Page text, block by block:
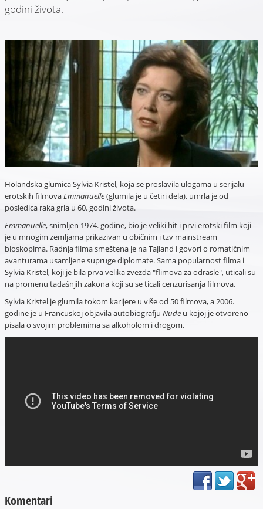
godini života.
Holandska glumica Sylvia Kristel, koja se proslavila ulogama u serijalu
erotskih filmovaEmmanuelle(glumila je u četiri dela), umrla je od
posledica raka grla u 60. godini života.
Emmanuelle, snimljen 1974. godine, bio je veliki hit i prvi erotski film koji
je u mnogim zemljama prikazivan u običnim i tzv mainstream
bioskopima. Radnja filma smeštena je na Tajland i govori o romatičnim
avanturama usamljene supruge diplomate. Sama popularnost filma i
Sylvia Kristel, koji je bila prva velika zvezda "flimova za odrasle", uticali su
na promenu tadašnjih zakona koji su se ticali cenzurisanja filmova.
Sylvia Kristel je glumila tokom karijere u više od 50 filmova, a 2006.
godine je u Francuskoj objavila autobiografju Nudeu kojoj je otvoreno
pisala o svojim problemima sa alkoholom i drogom.
Komentari